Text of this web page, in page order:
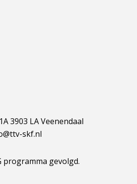
3903 LA Veenendaal
skf.nl
programma gevolgd.